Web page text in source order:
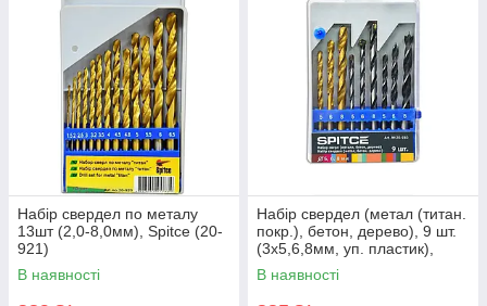
Набір свердел по металу
13шт (2,0-8,0мм), Spitce (20-
921)
В наявності
Набір свердел (метал (титан.
покр.), бетон, дерево), 9 шт.
(3х5,6,8мм, уп. пластик),
Spitce (20-930)
В наявності